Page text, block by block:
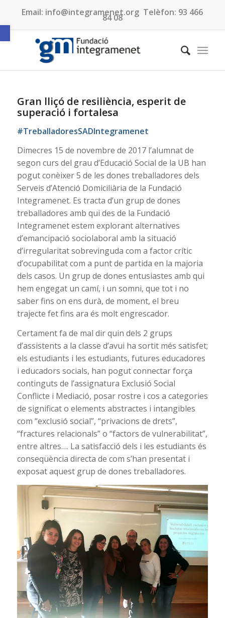
Obre la barra d'eines
Email: info@integramenet.org Telèfon: 93 466
84 08
Gran lliçó de resiliència, esperit de
superació i fortalesa
#TreballadoresSADIntegramenet
Dimecres 15 de novembre de 2017 l’alumnat de
segon curs del grau d’Educació Social de la UB han
pogut conèixer 5 de les dones treballadores dels
Serveis d’Atenció Domiciliària de la Fundació
Integramenet. Es tracta d’un grup de dones
treballadores amb qui des de la Fundació
Integramenet estem explorant alternatives
d’emancipació sociolaboral amb la situació
d’irregularitat sobrevinguda com a factor crític
d’ocupabilitat com a punt de partida en la majoria
dels casos. Un grup de dones entusiastes amb qui
hem engegat un camí, i un somni, que tot i no
saber fins on ens durà, de moment, el breu
trajecte fet fins ara és molt engrescador.
Certament fa de mal dir quin dels 2 grups
d’assistents a la classe d’avui ha sortit més satisfet;
els estudiants i les estudiants, futures educadores
i educadors socials, han pogut connectar força
continguts de l’assignatura Exclusió Social
Conflicte i Mediació, posar rostre i cos a categories
de significat o elements abstractes i intangibles
com “exclusió social”, “privacions de drets”,
“fractures relacionals” o “factors de vulnerabilitat”,
entre altres…. La satisfacció dels i les estudiants és
conseqüència directa de com s’han presentat i
exposat aquest grup de dones treballadores.